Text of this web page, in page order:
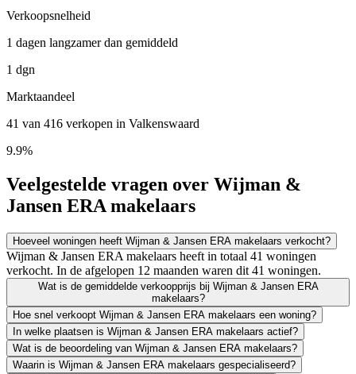
Verkoopsnelheid
1 dagen langzamer dan gemiddeld
1 dgn
Marktaandeel
41 van 416 verkopen in Valkenswaard
9.9%
Veelgestelde vragen over Wijman &
Jansen ERA makelaars
Hoeveel woningen heeft Wijman & Jansen ERA makelaars verkocht?
Wijman & Jansen ERA makelaars heeft in totaal 41 woningen
verkocht. In de afgelopen 12 maanden waren dit 41 woningen.
Wat is de gemiddelde verkoopprijs bij Wijman & Jansen ERA
makelaars?
Hoe snel verkoopt Wijman & Jansen ERA makelaars een woning?
In welke plaatsen is Wijman & Jansen ERA makelaars actief?
Wat is de beoordeling van Wijman & Jansen ERA makelaars?
Waarin is Wijman & Jansen ERA makelaars gespecialiseerd?